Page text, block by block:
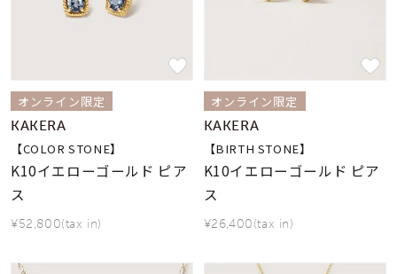
オンライン限定
KAKERA
【COLOR STONE】
K10イエローゴールド ピア
ス
¥52,800(tax in)
オンライン限定
KAKERA
【BIRTH STONE】
K10イエローゴールド ピア
ス
¥26,400(tax in)